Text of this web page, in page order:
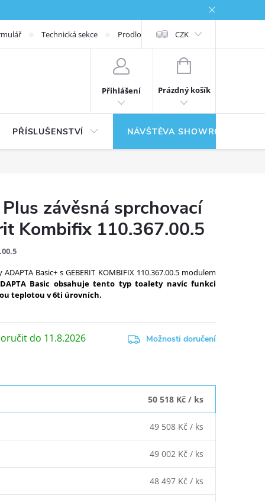
Technická sekce Prodloužená záruka
CZK
Přihlášení
NÁKUPNÍ KOŠÍK
Prázdný košík
PŘÍSLUŠENSTVÍ NÁVŠTĚVA SHOWROOMU
závěsná sprchovací
Kombifix 110.367.00.5
Basic+ s GEBERIT KOMBIFIX 110.367.00.5modulem
Basic obsahuje tento typ toalety navíc funkci
teplotou v 6ti úrovních.
11.8.2026 Možnosti doručení
50 518 Kč / ks
49 508 Kč / ks
49 002 Kč / ks
48 497 Kč / ks